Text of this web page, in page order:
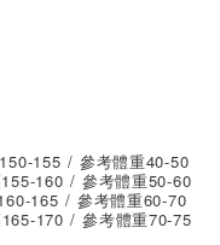
155 / 參考體重40-50
160 / 參考體重50-60
165 / 參考體重60-70
170 / 參考體重70-75